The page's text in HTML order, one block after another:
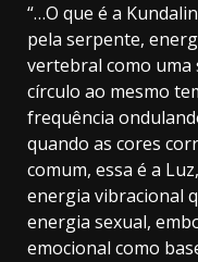
“…O que é a
pela serpente,
vertebral como uma
círculo ao mesmo
frequência
quando as cores
comum, essa é a
energia vibracional
energia sexual,
emocional como